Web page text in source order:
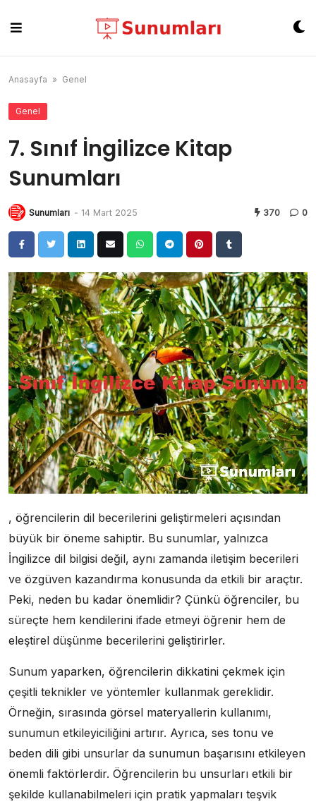
content
Anasayfa » Genel
Genel
7. Sınıf İngilizce Kitap
Sunumları
Sunumları - 14 Mart 2025 370 0
, öğrencilerin dil becerilerini geliştirmeleri açısından
büyük bir öneme sahiptir. Bu sunumlar, yalnızca
İngilizce dil bilgisi değil, aynı zamanda iletişim becerileri
ve özgüven kazandırma konusunda da etkili bir araçtır.
Peki, neden bu kadar önemlidir? Çünkü öğrenciler, bu
süreçte hem kendilerini ifade etmeyi öğrenir hem de
eleştirel düşünme becerilerini geliştirirler.
Sunum yaparken, öğrencilerin dikkatini çekmek için
çeşitli teknikler ve yöntemler kullanmak gereklidir.
Örneğin, sırasında görsel materyallerin kullanımı,
sunumun etkileyiciliğini artırır. Ayrıca, ses tonu ve
beden dili gibi unsurlar da sunumun başarısını etkileyen
önemli faktörlerdir. Öğrencilerin bu unsurları etkili bir
şekilde kullanabilmeleri için pratik yapmaları teşvik